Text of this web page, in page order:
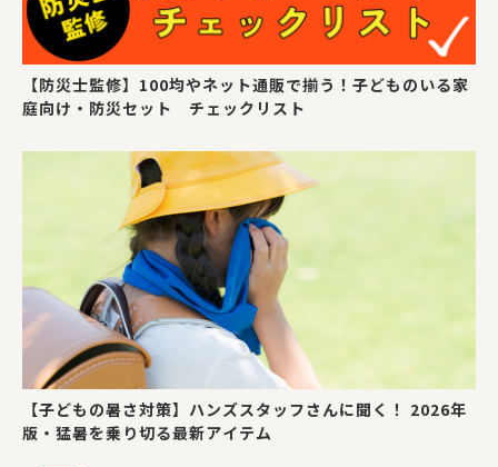
【防災士監修】100均やネット通販で揃う！子どものいる家
庭向け・防災セット チェックリスト
【子どもの暑さ対策】ハンズスタッフさんに聞く！ 2026年
版・猛暑を乗り切る最新アイテム